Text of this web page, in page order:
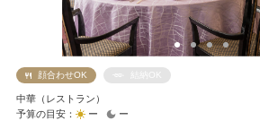
顔合わせOK 結納OK
中華（レストラン）
予算の目安：
ー ー